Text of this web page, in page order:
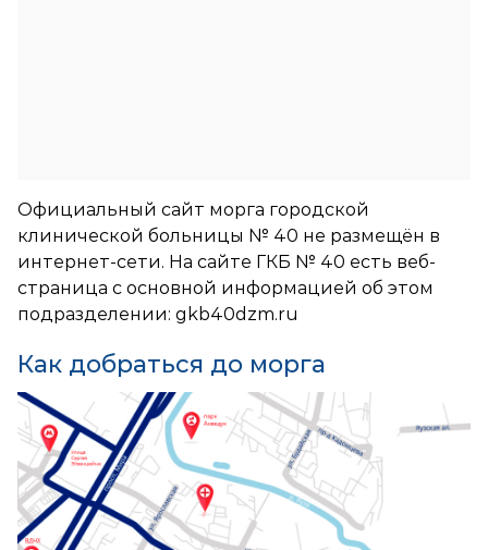
Официальный сайт морга городской
клинической больницы № 40 не размещён в
интернет-сети. На сайте ГКБ № 40 есть веб-
страница с основной информацией об этом
подразделении: gkb40dzm.ru
Как добраться до морга